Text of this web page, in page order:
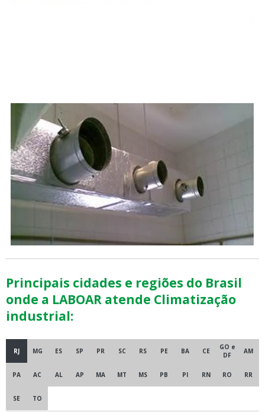
Principais cidades e regiões do Brasil
onde a LABOAR atende Climatização
industrial:
RJ MG ES SP PR SC RS PE BA CE
GO e
DF
AM
PA AC AL AP MA MT MS PB PI RN RO RR
SE TO